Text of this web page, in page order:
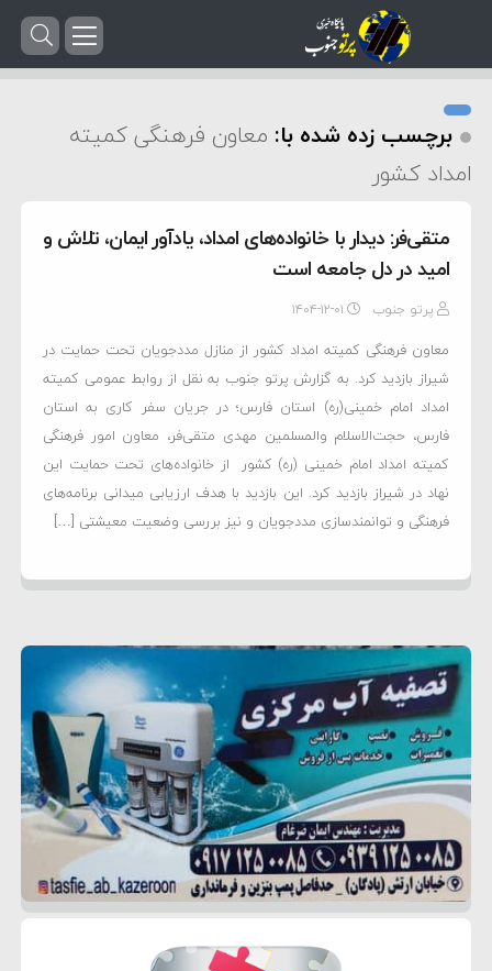
برچسب زده شده با: معاون فرهنگی کمیته
امداد کشور
متقی‌فر: دیدار با خانواده‌های امداد، یادآور ایمان، تلاش و
امید در دل جامعه است
پرتو جنوب ۱۴۰۴-۱۲-۰۱
معاون فرهنگی کمیته امداد کشور از منازل مددجویان تحت حمایت در
شیراز بازدید کرد. به گزارش پرتو جنوب به نقل از روابط عمومی کمیته
امداد امام خمینی(ره) استان فارس؛ در جریان سفر کاری به استان
فارس، حجت‌الاسلام والمسلمین مهدی متقی‌فر، معاون امور فرهنگی
کمیته امداد امام خمینی (ره) کشور از خانواده‌های تحت حمایت این
نهاد در شیراز بازدید کرد. این بازدید با هدف ارزیابی میدانی برنامه‌های
فرهنگی و توانمندسازی مددجویان و نیز بررسی وضعیت معیشتی […]